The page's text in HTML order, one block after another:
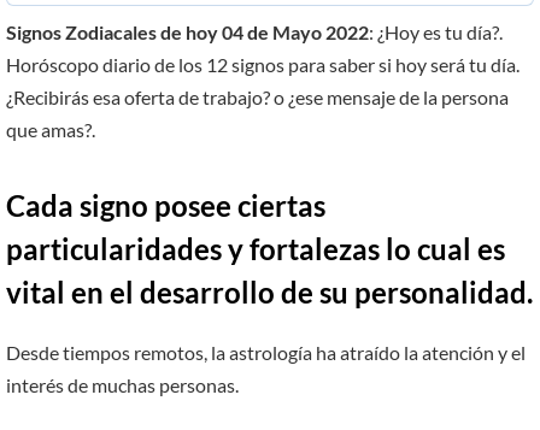
Signos Zodiacales de hoy 04 de Mayo 2022: ¿Hoy es tu día?.
Horóscopo diario de los 12 signos para saber si hoy será tu día.
¿Recibirás esa oferta de trabajo? o ¿ese mensaje de la persona
que amas?.
Cada signo posee ciertas
particularidades y fortalezas lo cual es
vital en el desarrollo de su personalidad.
Desde tiempos remotos, la astrología ha atraído la atención y el
interés de muchas personas.